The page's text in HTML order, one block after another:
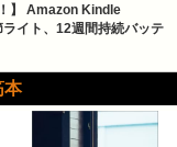
】 Amazon Kindle
イト、12週間持続バッテ
本